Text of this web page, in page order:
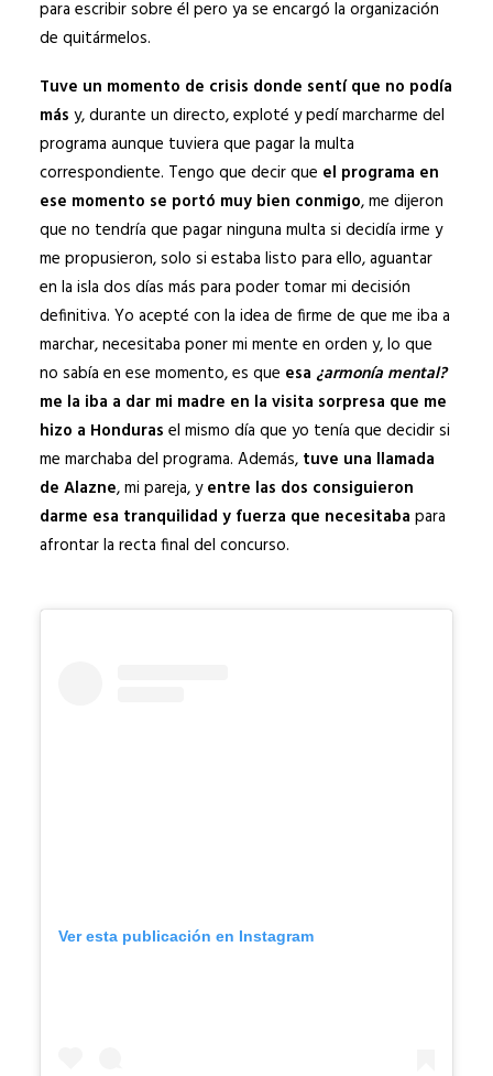
para escribir sobre él pero ya se encargó la organización
de quitármelos.
Tuve un momento de crisis donde sentí que no podía
más y, durante un directo, exploté y pedí marcharme del
programa aunque tuviera que pagar la multa
correspondiente. Tengo que decir que el programa en
ese momento se portó muy bien conmigo, me dijeron
que no tendría que pagar ninguna multa si decidía irme y
me propusieron, solo si estaba listo para ello, aguantar
en la isla dos días más para poder tomar mi decisión
definitiva. Yo acepté con la idea de firme de que me iba a
marchar, necesitaba poner mi mente en orden y, lo que
no sabía en ese momento, es que esa ¿armonía mental?
me la iba a dar mi madre en la visita sorpresa que me
hizo a Honduras el mismo día que yo tenía que decidir si
me marchaba del programa. Además, tuve una llamada
de Alazne, mi pareja, yentre las dos consiguieron
darme esa tranquilidad y fuerza que necesitaba para
afrontar la recta final del concurso.
Ver esta publicación en Instagram